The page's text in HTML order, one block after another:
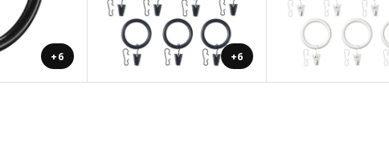
+6 +6